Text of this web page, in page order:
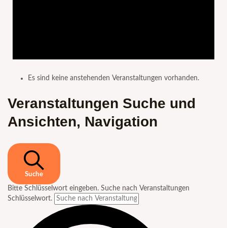
Es sind keine anstehenden Veranstaltungen vorhanden.
Veranstaltungen Suche und
Ansichten, Navigation
Suche
Bitte Schlüsselwort eingeben. Suche nach Veranstaltungen
Schlüsselwort.